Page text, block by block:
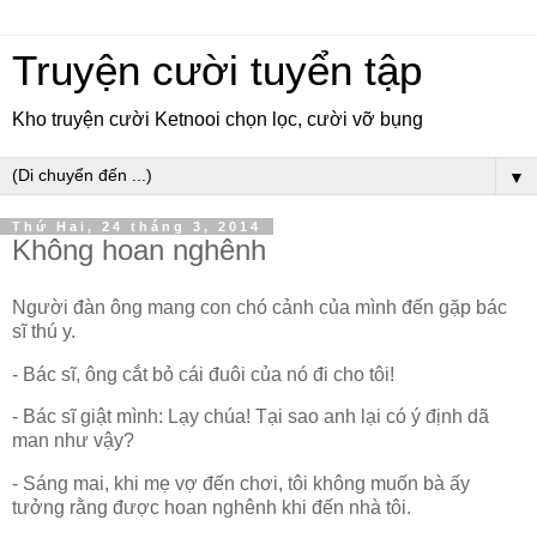
Truyện cười tuyển tập
Kho truyện cười Ketnooi chọn lọc, cười vỡ bụng
▼
Thứ Hai, 24 tháng 3, 2014
Không hoan nghênh
Người đàn ông mang con chó cảnh của mình đến gặp bác
sĩ thú y.
- Bác sĩ, ông cắt bỏ cái đuôi của nó đi cho tôi!
- Bác sĩ giật mình: Lạy chúa! Tại sao anh lại có ý định dã
man như vậy?
- Sáng mai, khi mẹ vợ đến chơi, tôi không muốn bà ấy
tưởng rằng được hoan nghênh khi đến nhà tôi.